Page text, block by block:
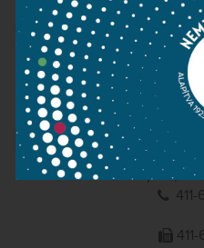
1095 Budapest,